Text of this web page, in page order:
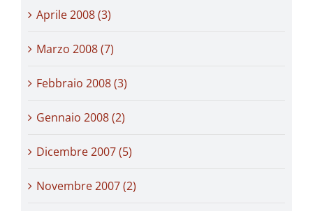
Aprile 2008 (3)
Marzo 2008 (7)
Febbraio 2008 (3)
Gennaio 2008 (2)
Dicembre 2007 (5)
Novembre 2007 (2)